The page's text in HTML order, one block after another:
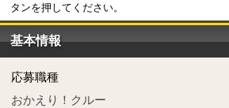
タンを押してください。
基本情報
応募職種
おかえり！クルー